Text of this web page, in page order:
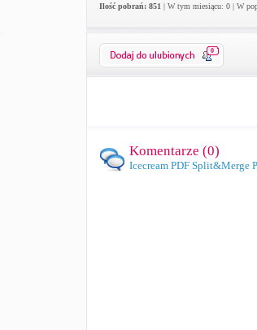
Ilość pobrań: 851 | W tym miesiącu: 0 | W
0
Komentarze (0)
Icecream PDF Split&Merge